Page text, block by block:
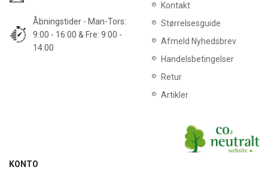
Åbningstider - Man-Tors:
9:00 - 16:00 & Fre: 9:00 -
14:00
Kontakt
Størrelsesguide
Afmeld Nyhedsbrev
Handelsbetingelser
Retur
Artikler
KONTO